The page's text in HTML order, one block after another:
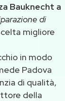
Bauknecht a
di
migliore
in modo
Padova
di qualità,
della